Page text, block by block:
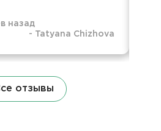
назад
- Tatyana Chizhova
отзывы